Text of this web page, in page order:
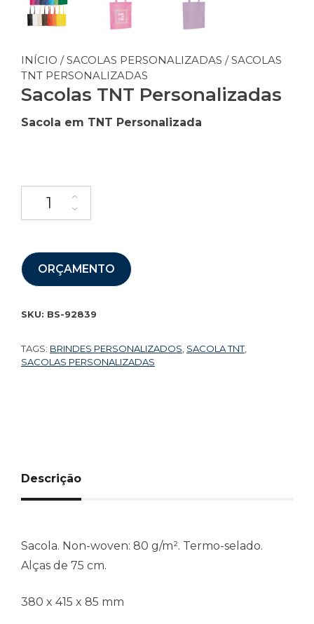
INÍCIO /SACOLAS PERSONALIZADAS / SACOLAS
TNT PERSONALIZADAS
Sacolas TNT Personalizadas
Sacola em TNT Personalizada
ORÇAMENTO
SKU: BS-92839
TAGS: BRINDES PERSONALIZADOS SACOLA TNT,
SACOLAS PERSONALIZADAS
Descrição
Sacola. Non-woven: 80 g/m². Termo-selado.
Alças de 75 cm.
380 x 415 x 85 mm